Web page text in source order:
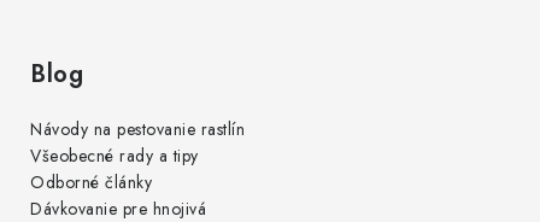
Blog
Návody na pestovanie rastlín
Všeobecné rady a tipy
Odborné články
Dávkovanie pre hnojivá